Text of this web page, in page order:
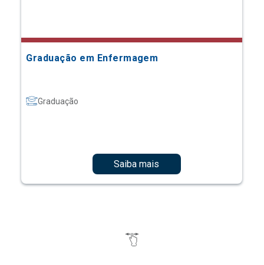
Graduação em Enfermagem
Graduação
Saiba mais